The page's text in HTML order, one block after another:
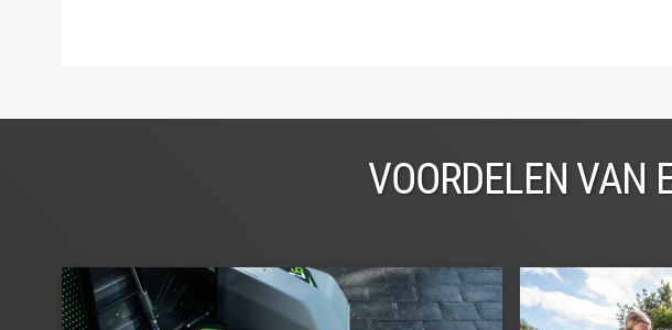
VOORDELEN VAN